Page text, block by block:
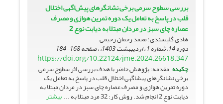
بررسی سطوح سرمی برخی نشانگرهای پیش‌اگهی اختلال
قلب در پاسخ به تعامل یک دوره تمرین هوازی و مصرف
عصاره چای سبز در مردان مبتلا به دیابت نوع 2
هادی گلپسندی؛ محمد رحمان رحیمی
دوره 14، شماره 1 ، اردیبهشت 1403، ، صفحه 168-184
https://doi.org/10.22124/jme.2024.26618.347
چکیده مقدمه: پژوهش حاضر با هدف بررسی اثر سطوح سرمی
برخی نشانگرهای پیش­اگهی اختلال قلب در پاسخ به تعامل یک
دوره تمرین هوازی و مصرف عصاره چای سبز در مردان مبتلا به
دیابت نوع 2 انجام شد. روش کار: 32 مرد مبتلا به ...
بیشتر